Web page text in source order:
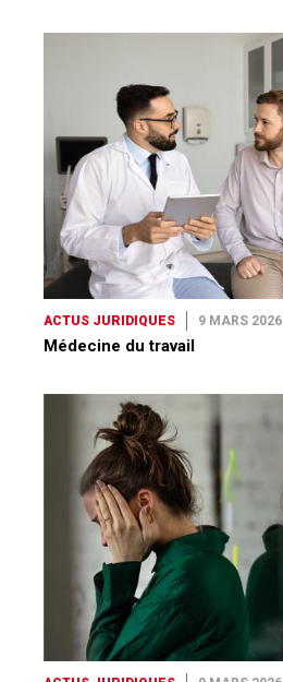
ACTUS JURIDIQUES 9 MARS 2026
Médecine du travail